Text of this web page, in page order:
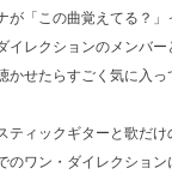
が「この曲覚えてる？」
イレクションのメンバー
かせたらすごく気に入っ
ティックギターと歌だけ
のワン・ダイレクショ